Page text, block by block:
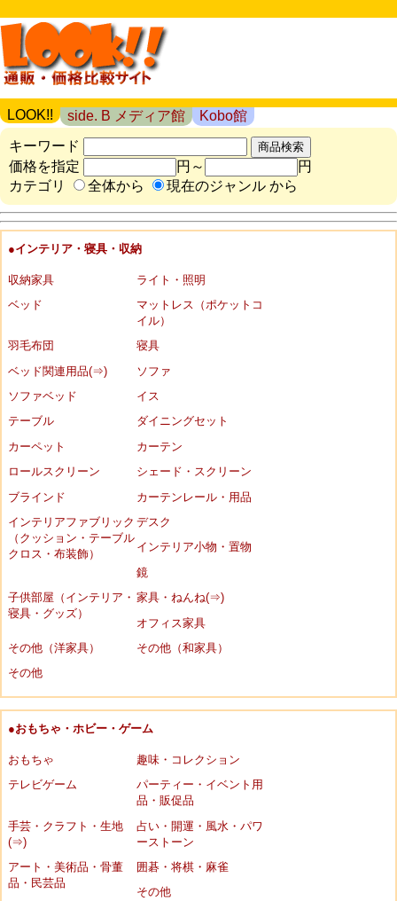
LOOK!! side. B メディア館
Kobo館
キーワード
価格を指定
円～
円
カテゴリ
全体から 現在のジャンル から
●インテリア・寝具・収納
収納家具
ライト・照明
ベッド
マットレス（ポケットコ
イル）
羽毛布団
寝具
ベッド関連用品(⇒)
ソファ
ソファベッド
イス
テーブル
ダイニングセット
カーペット
カーテン
ロールスクリーン
シェード・スクリーン
ブラインド
カーテンレール・用品
インテリアファブリック
（クッション・テーブル
クロス・布装飾）
デスク
インテリア小物・置物
鏡
子供部屋（インテリア・
寝具・グッズ）
家具・ねんね(⇒)
オフィス家具
その他（洋家具）
その他（和家具）
その他
●おもちゃ・ホビー・ゲーム
おもちゃ
趣味・コレクション
テレビゲーム
パーティー・イベント用
品・販促品
手芸・クラフト・生地
(⇒)
占い・開運・風水・パワ
ーストーン
アート・美術品・骨董
品・民芸品
囲碁・将棋・麻雀
その他